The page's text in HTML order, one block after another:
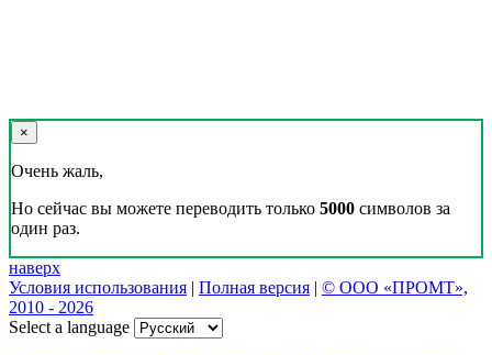
×
Очень жаль,
Но сейчас вы можете переводить только 5000 символов за
один раз.
наверх
Условия использования | Полная версия | © ООО «ПРОМТ»,
2010 - 2026
Select a language